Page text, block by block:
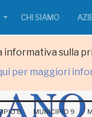
sulla
per maggiori
CHI SIAMO
8 MUNICIPIO 9